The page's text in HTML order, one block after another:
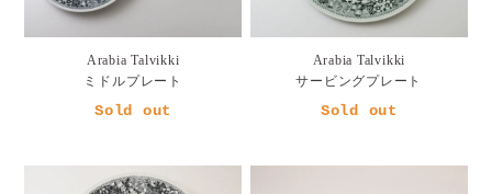
Arabia Talvikki
ミドルプレート
Sold out
Arabia Talvikki
サービングプレート
Sold out